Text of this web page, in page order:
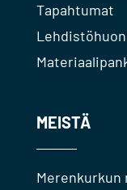
Tapahtumat
MEISTÄ
Merenkurkun